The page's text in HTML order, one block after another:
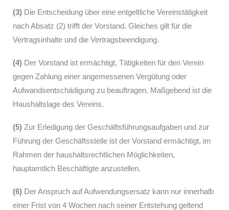
(3) Die Entscheidung über eine entgeltliche Vereinstätigkeit
nach Absatz (2) trifft der Vorstand. Gleiches gilt für die
Vertragsinhalte und die Vertragsbeendigung.
(4) Der Vorstand ist ermächtigt, Tätigkeiten für den Verein
gegen Zahlung einer angemessenen Vergütung oder
Aufwandsentschädigung zu beauftragen. Maßgebend ist die
Haushaltslage des Vereins.
(5) Zur Erledigung der Geschäftsführungsaufgaben und zur
Führung der Geschäftsstelle ist der Vorstand ermächtigt, im
Rahmen der haushaltsrechtlichen Möglichkeiten,
hauptamtlich Beschäftigte anzustellen.
(6) Der Anspruch auf Aufwendungsersatz kann nur innerhalb
einer Frist von 4 Wochen nach seiner Entstehung geltend